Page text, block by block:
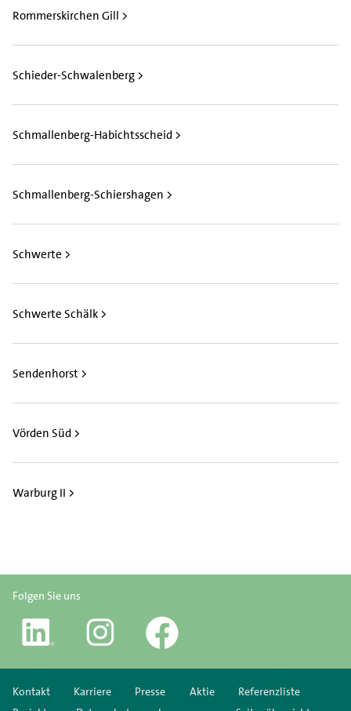
Rommerskirchen Gill >
Schieder-Schwalenberg >
Schmallenberg-Habichtsscheid >
Schmallenberg-Schiershagen >
Schwerte >
Schwerte Schälk >
Sendenhorst >
Vörden Süd >
Warburg II >
Folgen Sie uns
Kontakt Karriere Presse Aktie
Referenzliste